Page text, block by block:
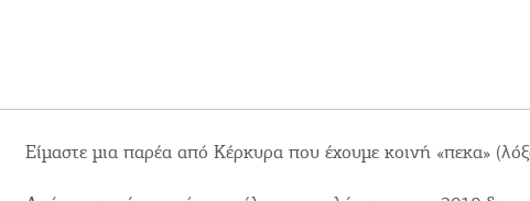
Είμαστε μια παρέα από Κέρκυρα που έχουμε κοινή «πεκα»